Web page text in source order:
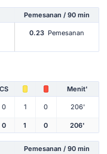
Pemesanan / 90 min
0.23 Pemesanan
CS Menit'
0 1 0 206'
0 1 0 206'
Pemesanan / 90 min